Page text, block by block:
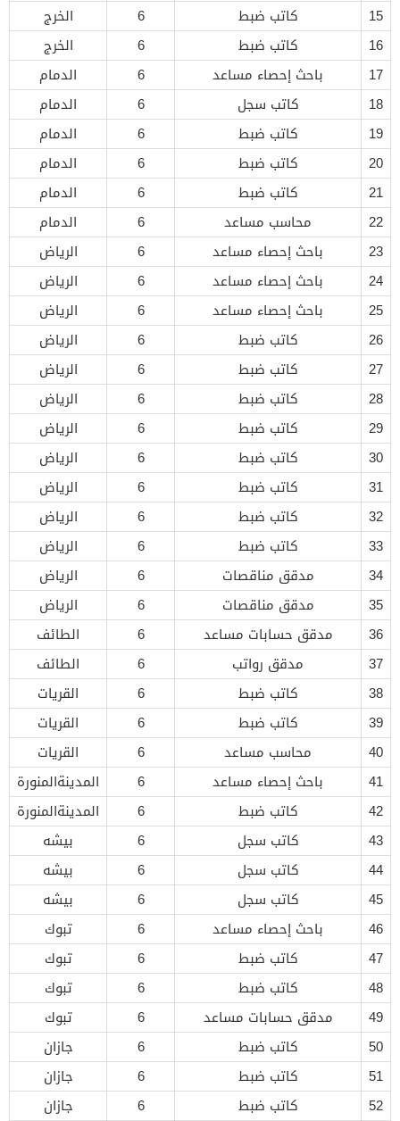
15
كاتب ضبط 6
الخرج
16
كاتب ضبط 6
الخرج
17
باحث إحصاء مساعد 6
الدمام
18
كاتب سجل 6
الدمام
19
كاتب ضبط 6
الدمام
20
كاتب ضبط 6
الدمام
21
كاتب ضبط 6
الدمام
22
محاسب مساعد 6
الدمام
23
باحث إحصاء مساعد 6
الرياض
24
باحث إحصاء مساعد 6
الرياض
25
باحث إحصاء مساعد 6
الرياض
26
كاتب ضبط 6
الرياض
27
كاتب ضبط 6
الرياض
28
كاتب ضبط 6
الرياض
29
كاتب ضبط 6
الرياض
30
كاتب ضبط 6
الرياض
31
كاتب ضبط 6
الرياض
32
كاتب ضبط 6
الرياض
33
كاتب ضبط 6
الرياض
34
مدقق مناقصات 6
الرياض
35
مدقق مناقصات 6
الرياض
36
مدقق حسابات مساعد 6
الطائف
37
مدقق رواتب 6
الطائف
38
كاتب ضبط 6
القريات
39
كاتب ضبط 6
القريات
40
محاسب مساعد 6
القريات
41
باحث إحصاء مساعد 6
المدينةالمنورة
42
كاتب ضبط 6
المدينةالمنورة
43
كاتب سجل 6
بيشه
44
كاتب سجل 6
بيشه
45
كاتب سجل 6
بيشه
46
باحث إحصاء مساعد 6
تبوك
47
كاتب ضبط 6
تبوك
48
كاتب ضبط 6
تبوك
49
مدقق حسابات مساعد 6
تبوك
50
كاتب ضبط 6
جازان
51
كاتب ضبط 6
جازان
52
كاتب ضبط 6
جازان